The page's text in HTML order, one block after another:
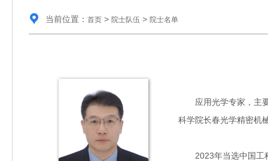
当前位置： 首页> 院士队伍 > 院士名单
应用光学专家，主要
科学院长春光学精密机
2023年当选中国工